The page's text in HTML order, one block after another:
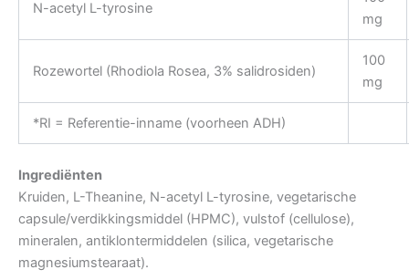
N-acetyl L-tyrosine
mg
Rozewortel (Rhodiola Rosea, 3% salidrosiden)
100
mg
*RI = Referentie-inname (voorheen ADH)
Ingrediënten
Kruiden, L-Theanine, N-acetyl L-tyrosine, vegetarische
capsule/verdikkingsmiddel (HPMC), vulstof (cellulose),
mineralen, antiklontermiddelen (silica, vegetarische
magnesiumstearaat).